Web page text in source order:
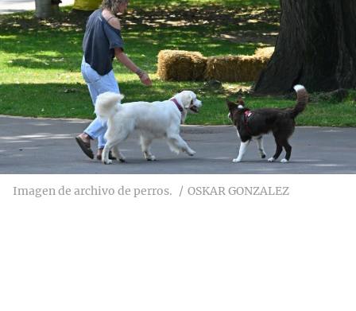
Imagen de archivo de perros. OSKAR GONZALEZ